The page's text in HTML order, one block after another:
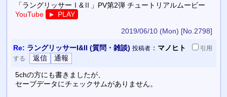
「ラングリッサーⅠ&Ⅱ」PV第2弾 チュートリアルムービー
YouTube
▼ PLAY
2019/06/10 (Mon) [No.2798]
Re: ラングリッサーI&II (質問・雑談) 投稿者： マノヒト
引用
する
5chの方にも書きましたが、
セーブデータにチェックサムがありません。